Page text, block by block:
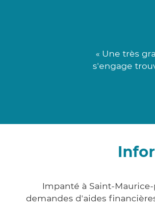
« Une très
s'engage
Impanté à Saint-
demandes d'aides